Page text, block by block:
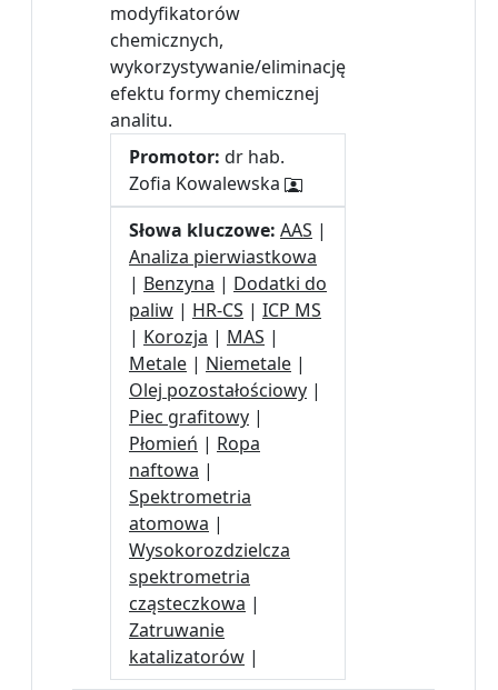
modyfikatorów
chemicznych,
wykorzystywanie/eliminację
efektu formy chemicznej
analitu.
Promotor: dr hab.
Zofia Kowalewska
Słowa kluczowe: AAS |
Analiza pierwiastkowa
| Benzyna | Dodatki do
paliw | HR-CS | ICP MS
| Korozja | MAS |
Metale | Niemetale |
Olej pozostałościowy |
Piec grafitowy |
Płomień | Ropa
naftowa |
Spektrometria
atomowa |
Wysokorozdzielcza
spektrometria
cząsteczkowa |
Zatruwanie
katalizatorów |